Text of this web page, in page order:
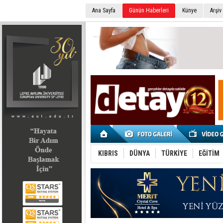
Ana Sayfa Günün Haberleri Künye Arşiv
KIBRIS DÜNYA TÜRKİYE EĞİTİM